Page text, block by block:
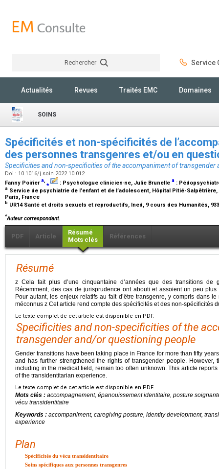
Rechercher Service
Actualités Revues Traités EMC Domaines
SOINS
Spécificités et non-spécificités de
des personnes transgenres et/ou en
Specificities and non-specificities of the accompaniment of
Doi : 10.1016/j.soin.2022.10.012
Fanny Poiriera,⁎ : Psychologue clinicien·ne, Julie Brunelle a :
a Service de psychiatrie de l’enfant et de l’adolescent, Hôpital Pitié-Salpêtrière,
Paris, France
b UR14 Santé et droits sexuels et reproductifs, Ined, 9 cours des Humanités,
*Auteur correspondant.
PDF Article
Résumé
Mots clés
Références
Résumé
z Cela fait plus d’une cinquantaine d’années que des transitions
Récemment, des cas de jurisprudence ont abouti et assoient un peu
Pour autant, les enjeux relatifs au fait d’être transgenre, y compris dans
méconnus z Cet article rend compte des spécificités et des non-spécificités
Le texte complet de cet article est disponible en PDF.
Specificities and non-specificities of the
transgender and/or questioning people
Gender transitions have been taking place in France for more than fifty
and has further strengthened the rights of transgender people. However,
including in the medical field, remain too often unknown. This article
of the transidentitarian experience.
Le texte complet de cet article est disponible en PDF.
Mots clés : accompagnement, épanouissement identitaire, posture
vécu transidentitaire
Keywords : accompaniment, caregiving posture, identity development,
experience
Plan
Spécificités du vécu transidentitaire
Soins spécifiques aux personnes transgenres